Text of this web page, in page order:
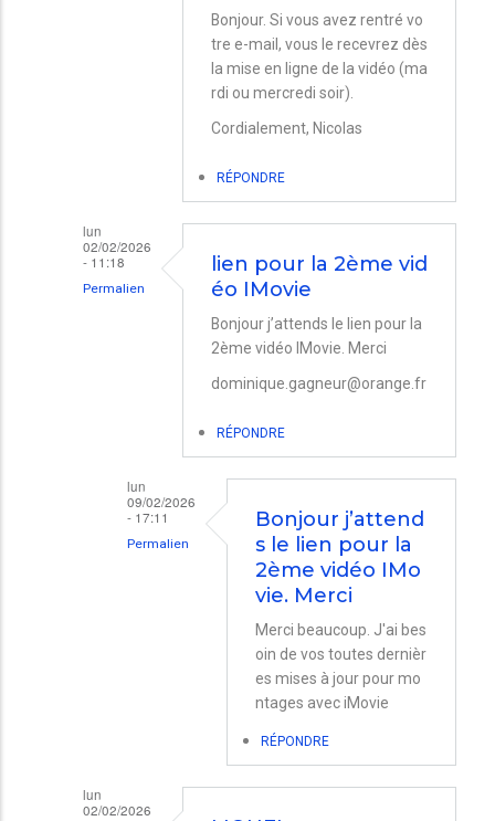
par
Pierre
Boutreux
Bonjour. Si vous avez rentré vo
tre e-mail, vous le recevrez dès
la mise en ligne de la vidéo (ma
rdi ou mercredi soir).
Cordialement, Nicolas
RÉPONDRE
lun
02/02/2026
- 11:18
Permalien
iMovie
lien pour la 2ème vid
éo IMovie
Bonjour j’attends le lien pour la
2ème vidéo IMovie. Merci
dominique.gagneur@orange.fr
RÉPONDRE
lun
09/02/2026
- 17:11
Permalien
Bonjour j’attend
s le lien pour la
2ème vidéo IMo
vie. Merci
Merci beaucoup. J'ai bes
oin de vos toutes dernièr
es mises à jour pour mo
ntages avec iMovie
RÉPONDRE
lun
02/02/2026